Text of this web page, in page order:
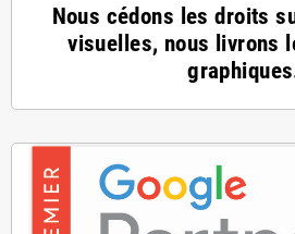
Nous cédons les droits
visuelles, nous livrons